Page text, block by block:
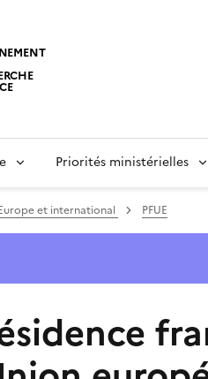
Priorités ministérielles
et international PFUE